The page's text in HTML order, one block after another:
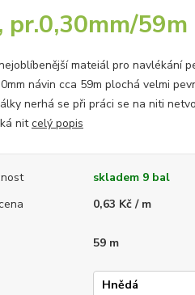
59m
mateiál pro navlékání
návin cca 59m plochá velmi
nerhá se při práci se na niti
nitcelý popis
skladem 9 bal
0,63 Kč / m
59 m